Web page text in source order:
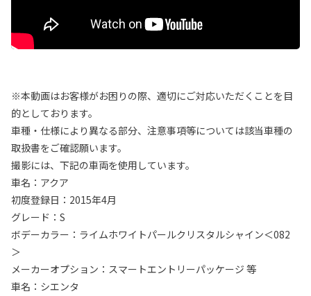
※本動画はお客様がお困りの際、適切にご対応いただくことを目
的としております。
車種・仕様により異なる部分、注意事項等については該当車種の
取扱書をご確認願います。
撮影には、下記の車両を使用しています。
車名：アクア
初度登録日：2015年4月
グレード：S
ボデーカラー：ライムホワイトパールクリスタルシャイン＜082
＞
メーカーオプション：スマートエントリーパッケージ 等
車名：シエンタ